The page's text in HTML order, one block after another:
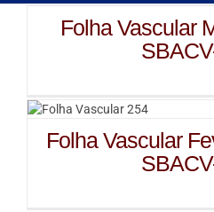
Folha Vascular
Folha Vascular